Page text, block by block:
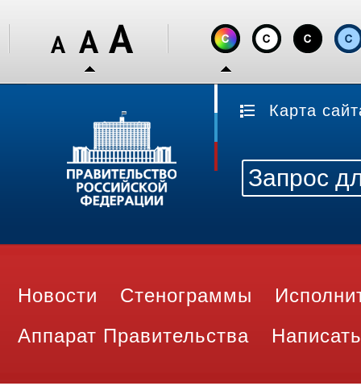
Карта
Новости Стенограммы
Аппарат Правительства